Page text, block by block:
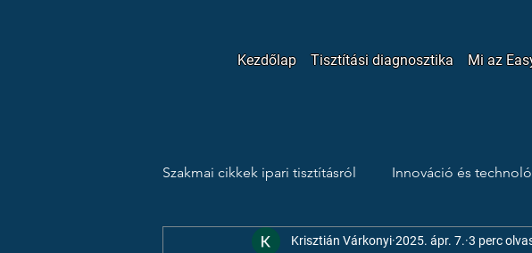
Kezdőlap Tisztítási diagnosztika Mi az
Szakmai cikkek ipari tisztításról Innováció és
Esettanulmányok Tippek és trükkök Ipari
Krisztián Várkonyi 2025. ápr. 7. 3 perc